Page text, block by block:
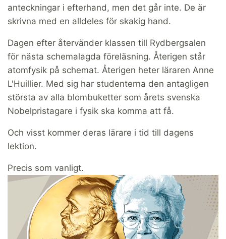
anteckningar i efterhand, men det går inte. De är
skrivna med en alldeles för skakig hand.
Dagen efter återvänder klassen till Rydbergsalen
för nästa schemalagda föreläsning. Återigen står
atomfysik på schemat. Återigen heter läraren Anne
L'Huillier. Med sig har studenterna den antagligen
största av alla blombuketter som årets svenska
Nobelpristagare i fysik ska komma att få.
Och visst kommer deras lärare i tid till dagens
lektion.
Precis som vanligt.